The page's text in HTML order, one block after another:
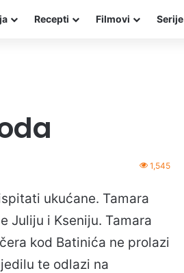
Recepti Filmovi Serije
1,545
ukućane. Tamara
Juliju i Kseniju. Tamara
kod Batinića ne prolazi
te odlazi na